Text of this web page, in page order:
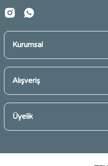
Kurumsal
Alışveriş
Üyelik